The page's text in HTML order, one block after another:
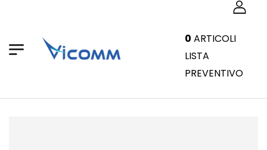
0 ARTICOLI
LISTA
PREVENTIVO